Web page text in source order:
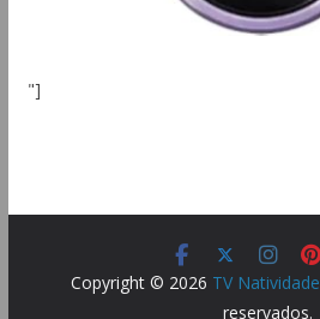
"]
Copyright © 2026 TV Natividade
reservados.